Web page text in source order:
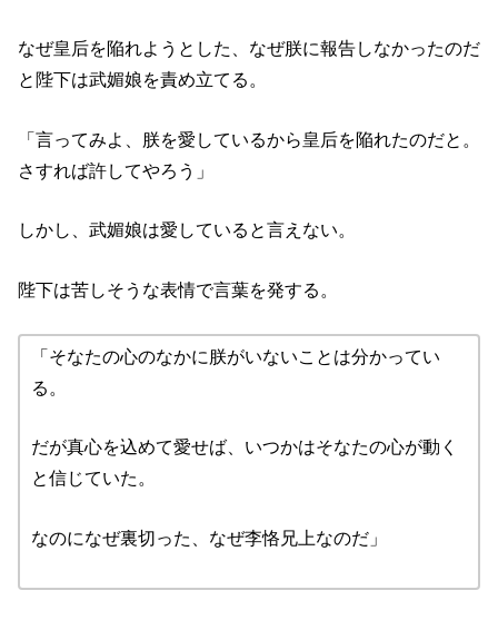
なぜ皇后を陥れようとした、なぜ朕に報告しなかったのだ
と陛下は武媚娘を責め立てる。
「言ってみよ、朕を愛しているから皇后を陥れたのだと。
さすれば許してやろう」
しかし、武媚娘は愛していると言えない。
陛下は苦しそうな表情で言葉を発する。
「そなたの心のなかに朕がいないことは分かってい
る。
だが真心を込めて愛せば、いつかはそなたの心が動く
と信じていた。
なのになぜ裏切った、なぜ李恪兄上なのだ」